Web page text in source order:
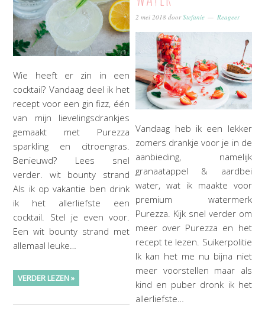
Wie heeft er zin in een
cocktail? Vandaag deel ik het
recept voor een gin fizz, één
van mijn lievelingsdrankjes
gemaakt met Purezza
sparkling en citroengras.
Benieuwd? Lees snel
verder. wit bounty strand
Als ik op vakantie ben drink
ik het allerliefste een
cocktail. Stel je even voor.
Een wit bounty strand met
allemaal leuke…
VERDER LEZEN »
2 mei 2018 doorStefanie Reageer
Vandaag heb ik een lekker
zomers drankje voor je in de
aanbieding, namelijk
granaatappel & aardbei
water, wat ik maakte voor
premium watermerk
Purezza. Kijk snel verder om
meer over Purezza en het
recept te lezen. Suikerpolitie
Ik kan het me nu bijna niet
meer voorstellen maar als
kind en puber dronk ik het
allerliefste…